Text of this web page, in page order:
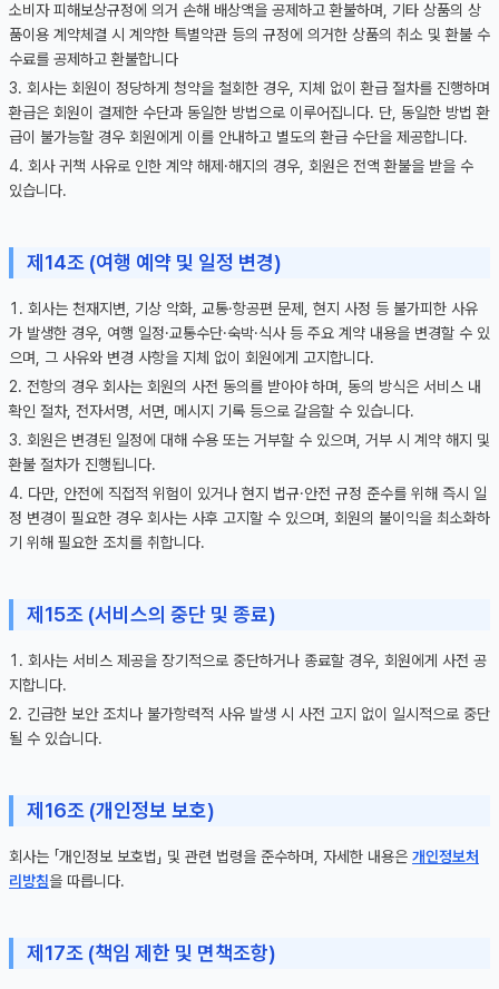
소비자 피해보상규정에 의거 손해 배상액을 공제하고 환불하며, 기타 상품의 상
품이용 계약체결 시 계약한 특별약관 등의 규정에 의거한 상품의 취소 및 환불 수
수료를 공제하고 환불합니다
회사는 회원이 정당하게 청약을 철회한 경우, 지체 없이 환급 절차를 진행하며
환급은 회원이 결제한 수단과 동일한 방법으로 이루어집니다. 단, 동일한 방법 환
급이 불가능할 경우 회원에게 이를 안내하고 별도의 환급 수단을 제공합니다.
회사 귀책 사유로 인한 계약 해제·해지의 경우, 회원은 전액 환불을 받을 수
있습니다.
제14조 (여행 예약 및 일정 변경)
회사는 천재지변, 기상 악화, 교통·항공편 문제, 현지 사정 등 불가피한 사유
가 발생한 경우, 여행 일정·교통수단·숙박·식사 등 주요 계약 내용을 변경할 수 있
으며, 그 사유와 변경 사항을 지체 없이 회원에게 고지합니다.
전항의 경우 회사는 회원의 사전 동의를 받아야 하며, 동의 방식은 서비스 내
확인 절차, 전자서명, 서면, 메시지 기록 등으로 갈음할 수 있습니다.
회원은 변경된 일정에 대해 수용 또는 거부할 수 있으며, 거부 시 계약 해지 및
환불 절차가 진행됩니다.
다만, 안전에 직접적 위험이 있거나 현지 법규·안전 규정 준수를 위해 즉시 일
정 변경이 필요한 경우 회사는 사후 고지할 수 있으며, 회원의 불이익을 최소화하
기 위해 필요한 조치를 취합니다.
제15조 (서비스의 중단 및 종료)
회사는 서비스 제공을 장기적으로 중단하거나 종료할 경우, 회원에게 사전 공
지합니다.
긴급한 보안 조치나 불가항력적 사유 발생 시 사전 고지 없이 일시적으로 중단
될 수 있습니다.
제16조 (개인정보 보호)
회사는 「개인정보 보호법」 및 관련 법령을 준수하며, 자세한 내용은 개인정보처
리방침을 따릅니다.
제17조 (책임 제한 및 면책조항)